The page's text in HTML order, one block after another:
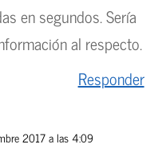
en segundos. Sería
al respecto.
Responder
2017 a las 4:09